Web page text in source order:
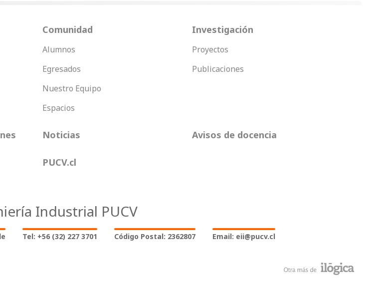
Comunidad
Alumnos
Egresados
Nuestro Equipo
Espacios
Investigación
Proyectos
Publicaciones
Noticias Avisos de docencia
PUCV.cl
Industrial PUCV
Tel: +56 (32) 227 3701 Código Postal: 2362807 Email: eii@pucv.cl